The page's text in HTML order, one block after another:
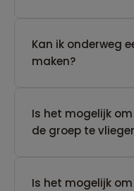
Kan ik onderweg
maken?
Is het mogelijk
de groep te
Is het mogelijk